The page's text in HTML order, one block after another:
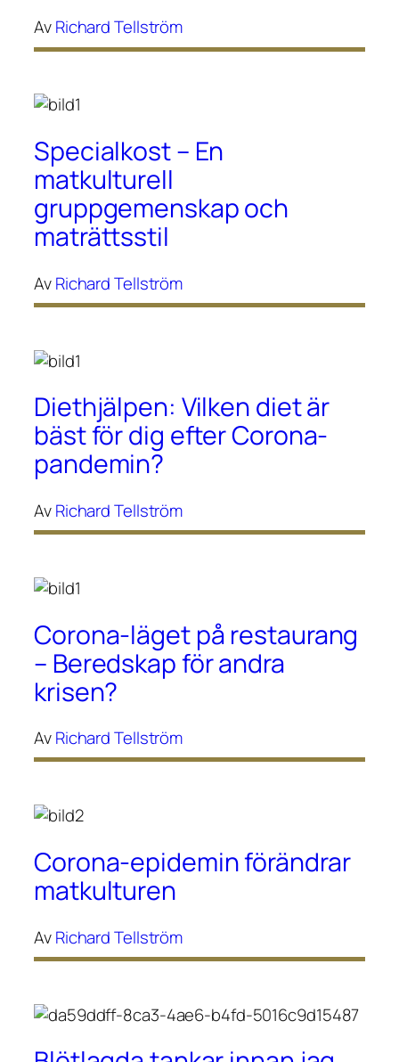
AvRichard Tellström
Specialkost – En
matkulturell
gruppgemenskap och
maträttsstil
AvRichard Tellström
Diethjälpen: Vilken diet är
bäst för dig efter Corona-
pandemin?
AvRichard Tellström
Corona-läget på restaurang
– Beredskap för andra
krisen?
AvRichard Tellström
Corona-epidemin förändrar
matkulturen
AvRichard Tellström